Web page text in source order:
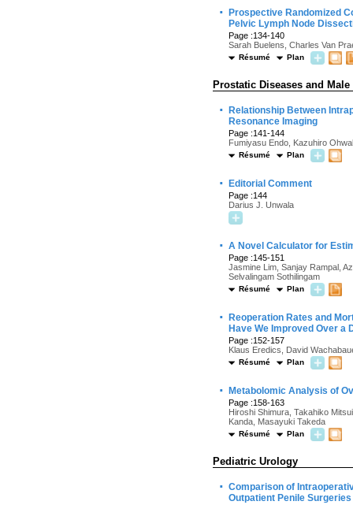
·
Prospective Randomized
Pelvic Lymph Node
Page :134-140
Sarah Buelens, Charles Van
Résumé Plan
Prostatic Diseases and
·
Relationship Between
Resonance Imaging
Page :141-144
Fumiyasu Endo, Kazuhiro
Résumé Plan
· Editorial Comment
Page :144
Darius J. Unwala
· A Novel Calculator for
Page :145-151
Jasmine Lim, Sanjay Rampal,
Selvalingam Sothilingam
Résumé Plan
·
Reoperation Rates and
Have We Improved Over a
Page :152-157
Klaus Eredics, David
Résumé Plan
· Metabolomic Analysis of
Page :158-163
Hiroshi Shimura, Takahiko
Kanda, Masayuki Takeda
Résumé Plan
Pediatric Urology
· Comparison of
Outpatient Penile Surgeries